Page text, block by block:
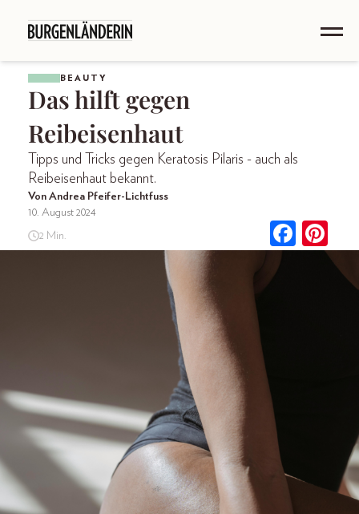
BEAUTY
Das hilft gegen
Reibeisenhaut
Tipps und Tricks gegen Keratosis Pilaris - auch als
Reibeisenhaut bekannt.
Von Andrea Pfeifer-Lichtfuss
10. August 2024
2 Min.